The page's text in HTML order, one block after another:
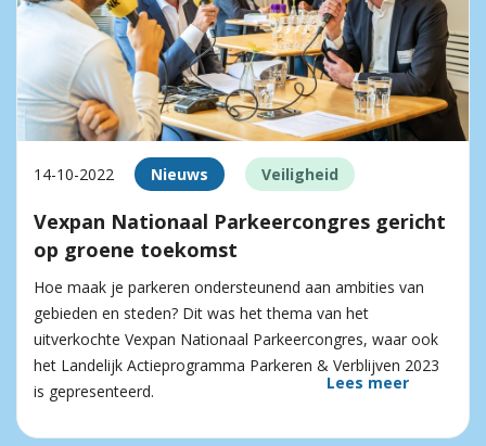
14-10-2022 Nieuws Veiligheid
Vexpan Nationaal Parkeercongres gericht
op groene toekomst
Hoe maak je parkeren ondersteunend aan ambities van
gebieden en steden? Dit was het thema van het
uitverkochte Vexpan Nationaal Parkeercongres, waar ook
het Landelijk Actieprogramma Parkeren & Verblijven 2023
is gepresenteerd.
Lees meer